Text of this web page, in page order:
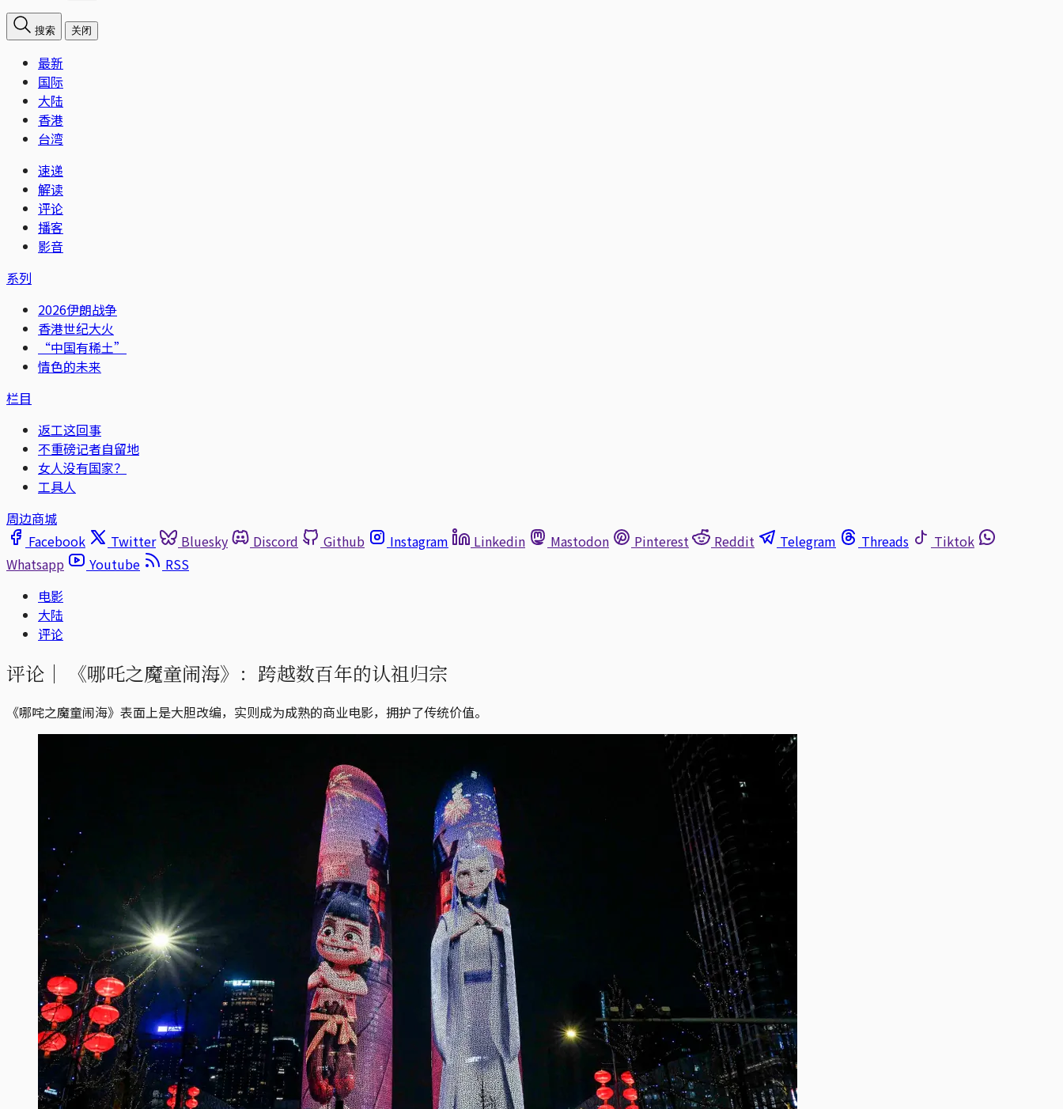
搜索 关闭
最新
国际
大陆
香港
台湾
速递
解读
评论
播客
影音
系列
2026伊朗战争
香港世纪大火
“中国有稀土”
情色的未来
栏目
返工这回事
不重磅记者自留地
女人没有国家？
工具人
周边商城
Facebook
Twitter Bluesky Discord Github Instagram Linkedin Mastodon Pinterest Reddit Telegram Threads
Tiktok
Whatsapp
Youtube
RSS
电影
大陆
评论
评论｜ 《哪吒之魔童闹海》：跨越数百年的认祖归宗
《哪咤之魔童闹海》表面上是大胆改编，实则成为成熟的商业电影，拥护了传统价值。